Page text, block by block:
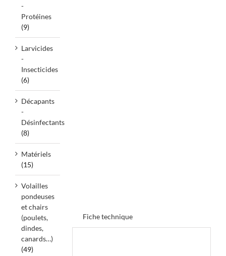
Fiche technique
-
Protéines
(9)
Larvicides
-
Insecticides
(6)
Décapants
-
Désinfectants
(8)
Matériels
(15)
Volailles
pondeuses
et chairs
(poulets,
dindes,
canards…)
(49)